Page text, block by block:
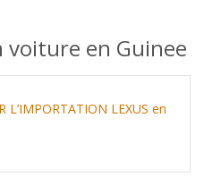
voiture en Guinee
L’IMPORTATION LEXUS en